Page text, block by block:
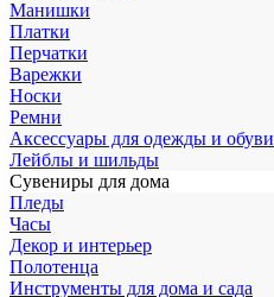
Манишки
Платки
Перчатки
Варежки
Носки
Ремни
Аксессуары для одежды и обуви
Лейблы и шильды
Сувениры для дома
Пледы
Часы
Декор и интерьер
Полотенца
Инструменты для дома и сада